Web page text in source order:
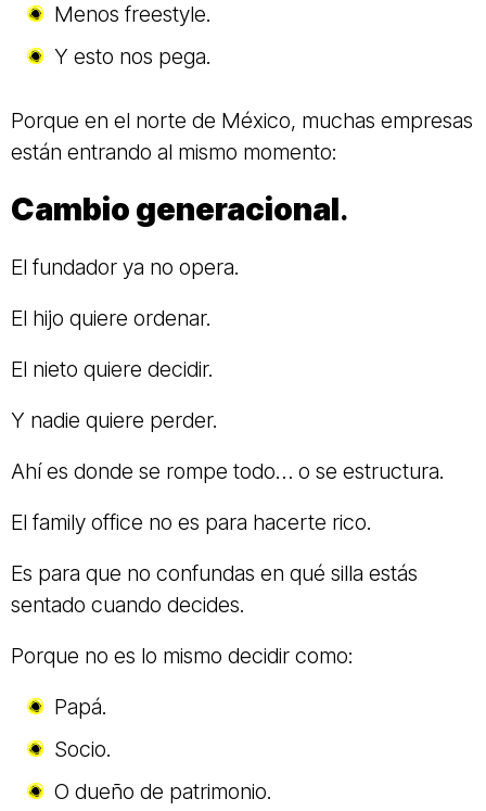
Menos freestyle.
Y esto nos pega.
Porque en el norte de México, muchas empresas
están entrando al mismo momento:
Cambio generacional.
El fundador ya no opera.
El hijo quiere ordenar.
El nieto quiere decidir.
Y nadie quiere perder.
Ahí es donde se rompe todo… o se estructura.
El family office no es para hacerte rico.
Es para que no confundas en qué silla estás
sentado cuando decides.
Porque no es lo mismo decidir como:
Papá.
Socio.
O dueño de patrimonio.